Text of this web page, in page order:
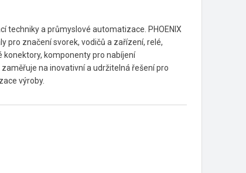
techniky a průmyslové automatizace. PHOENIX
pro značení svorek, vodičů a zařízení, relé,
konektory, komponenty pro nabíjení
na inovativní a udržitelná řešení pro
výroby.